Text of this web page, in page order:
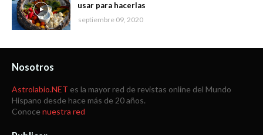
usar para hacerlas
septiembre 09, 2020
Nosotros
Astrolabio.NET es la mayor red de revistas online del Mundo
Hispano desde hace más de 20 años.
Conoce nuestra red